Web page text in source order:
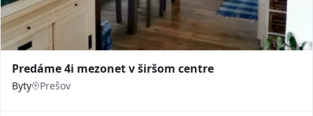
Predáme 4i mezonet v širšom centre
Byty Prešov